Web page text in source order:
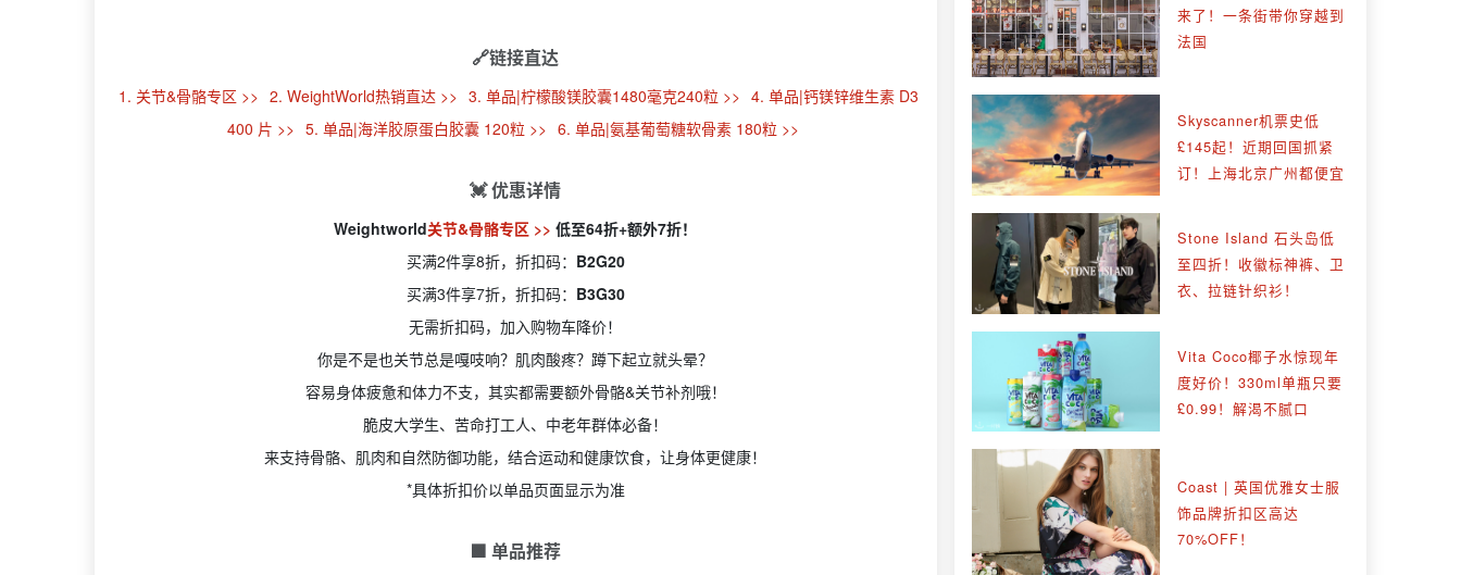
🔗链接直达
1. 关节&骨骼专区 >> 2. WeightWorld热销直达 >> 3. 单品|柠檬酸镁胶囊1480毫克240粒 >> 4. 单品|钙镁锌维生素 D3
400 片 >> 5. 单品|海洋胶原蛋白胶囊 120粒 >> 6. 单品|氨基葡萄糖软骨素 180粒 >>
💓优惠详情
Weightworld关节&骨骼专区 >> 低至64折+额外7折！
买满2件享8折，折扣码： B2G20
买满3件享7折，折扣码： B3G30
无需折扣码，加入购物车降价！
你是不是也关节总是嘎吱响？肌肉酸疼？蹲下起立就头晕？
容易身体疲惫和体力不支，其实都需要额外骨骼&关节补剂哦！
脆皮大学生、苦命打工人、中老年群体必备！
来支持骨骼、肌肉和自然防御功能，结合运动和健康饮食，让身体更健康！
*具体折扣价以单品页面显示为准
🟩 单品推荐
来了！一条街带你穿越到
法国
Skyscanner机票史低
£145起！近期回国抓紧
订！上海北京广州都便宜
Stone Island 石头岛低
至四折！收徽标神裤、卫
衣、拉链针织衫！
Vita Coco椰子水惊现年
度好价！330ml单瓶只要
£0.99！解渴不腻口
Coast | 英国优雅女士服
饰品牌折扣区高达
70%OFF！